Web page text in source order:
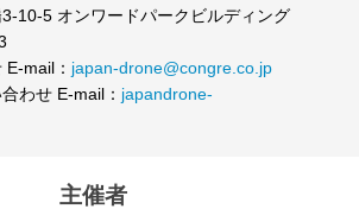
10-5 オンワードパークビルディング
mail： japan-drone@congre.co.jp
わせ E-mail： japandrone-
主催者